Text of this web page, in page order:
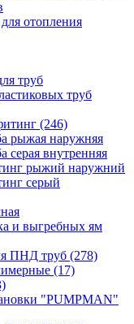
отопления
труб
труб
(246)
рыжая наружняя
серая внутренняя
рыжий наружний
серый
и выгребных ям
ПНД труб (278)
(17)
"PUMPMAN"